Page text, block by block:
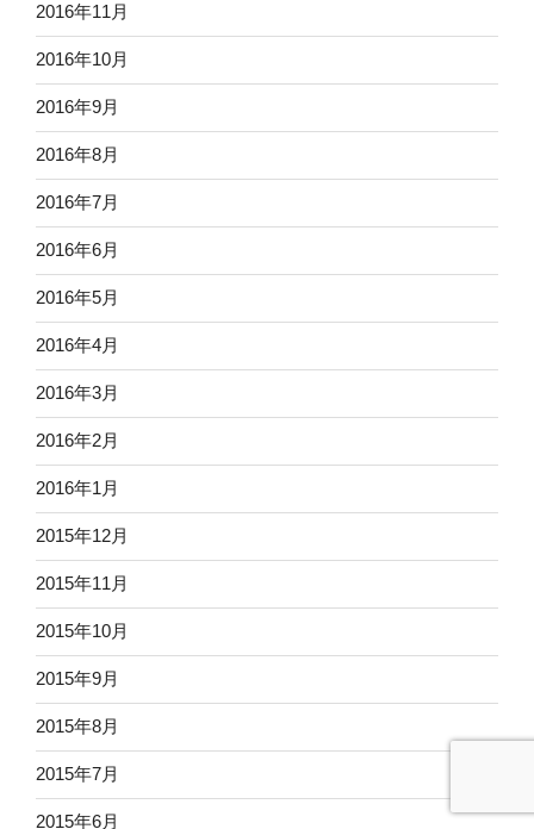
2016年11月
2016年10月
2016年9月
2016年8月
2016年7月
2016年6月
2016年5月
2016年4月
2016年3月
2016年2月
2016年1月
2015年12月
2015年11月
2015年10月
2015年9月
2015年8月
2015年7月
2015年6月